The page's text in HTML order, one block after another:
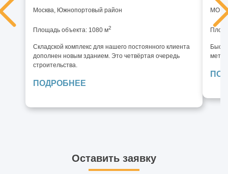
Москва, Южнопортовый район
Площадь объекта: 1080 м2
Складской комплекс для нашего постоянного клиента
дополнен новым зданием. Это четвёртая очередь
строительства.
ПОДРОБНЕЕ
МО,
Оставить заявку